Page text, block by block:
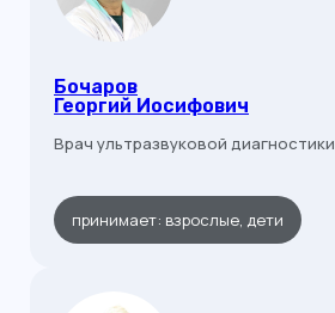
Бочаров
Георгий Иосифович
Врач ультразвуковой диагностики
принимает: взрослые, дети